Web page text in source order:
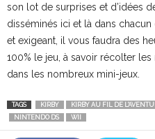
son lot de surprises et d’idées
disséminés ici et là dans
et exigeant, il vous faudra des
100% le jeu, à savoir récolter
dans les nombreux mini-jeux.
TAGS KIRBY KIRBY AU FIL DE
NINTENDO DS
WII